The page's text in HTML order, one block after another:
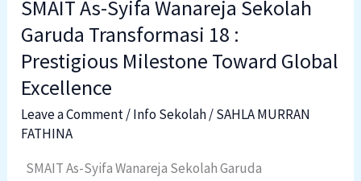
SMAIT As-Syifa Wanareja Sekolah
Garuda Transformasi 18 :
Prestigious Milestone Toward Global
Excellence
Leave a Comment/Info Sekolah/SAHLA MURRAN
FATHINA
SMAIT As-Syifa Wanareja Sekolah Garuda
Toward
Global
Excellence